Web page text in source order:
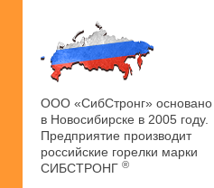
ООО «СибСтронг» основано
в Новосибирске в 2005 году.
Предприятие производит
российские горелки марки
СИБСТРОНГ ®